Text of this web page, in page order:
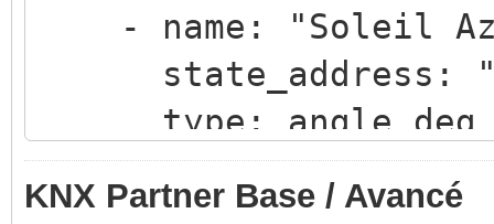
- name: "Soleil
state_address:
type: angle_deg
- name: "Soleil
KNX Partner Base / Avancé